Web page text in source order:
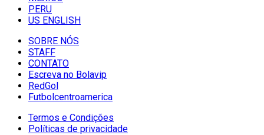
PERU
US ENGLISH
SOBRE NÓS
STAFF
CONTATO
Escreva no Bolavip
RedGol
Futbolcentroamerica
Termos e Condições
Políticas de privacidade